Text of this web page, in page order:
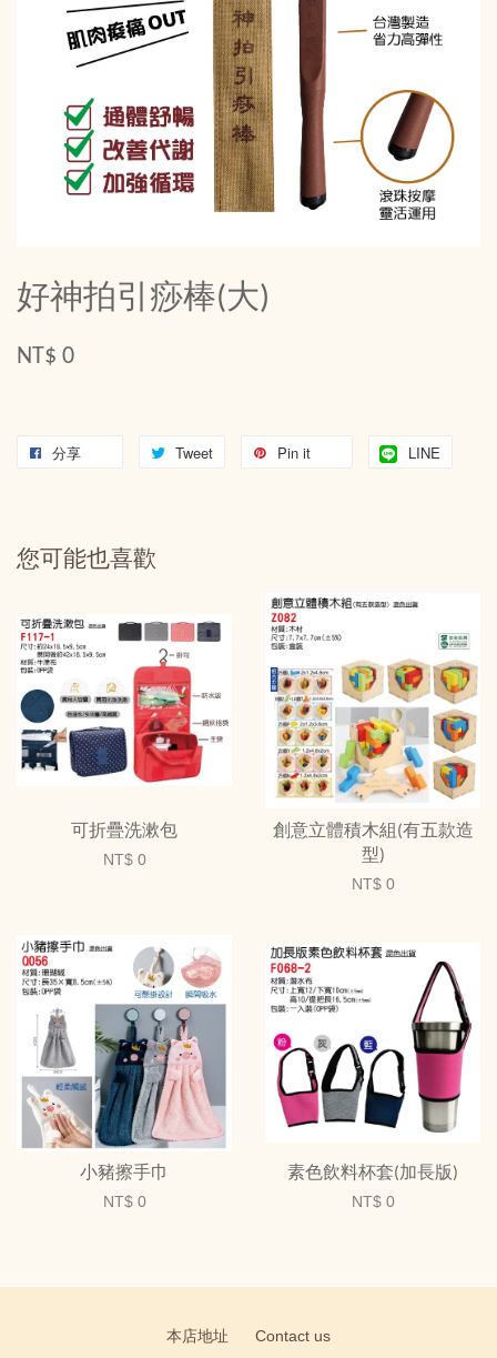
好神拍引痧棒(大)
NT$ 0
分享 Tweet Pin it LINE
您可能也喜歡
可折疊洗漱包
NT$ 0
創意立體積木組(有五款造
型)
NT$ 0
小豬擦手巾
NT$ 0
素色飲料杯套(加長版)
NT$ 0
本店地址 Contact us